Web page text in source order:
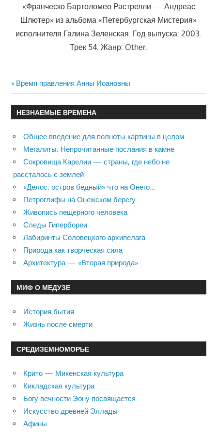
«Франческо Бартоломео Растрелли — Андреас
Шлютер» из альбома «Петербургская Мистерия»
исполнителя Галина Зеленская. Год выпуска: 2003.
Трек 54. Жанр: Other.
Навигация
по
записям
Previous
Post:
Время правления Анны Иоановны
НЕЗНАЕМЫЕ ВРЕМЕНА
Общее введение для полноты картины в целом
Мегалиты: Непрочитанные послания в камне
Сокровища Карелии — страны, где небо не
рассталось с землей
«Делос, остров бедный» что на Онего…
Петроглифы на Онежском берегу
Живопись пещерного человека
Следы Гипербореи
Лабиринты Соловецкого архипелага
Природа как творческая сила
Архитектура — «Вторая природа»
МИФ О МЕДУЗЕ
История бытия
Жизнь после смерти
СРЕДИЗЕМНОМОРЬЕ
Крито — Микенская культура
Кикладская культура
Богу вечности Эону посвящается
Искусство древней Эллады
Афины